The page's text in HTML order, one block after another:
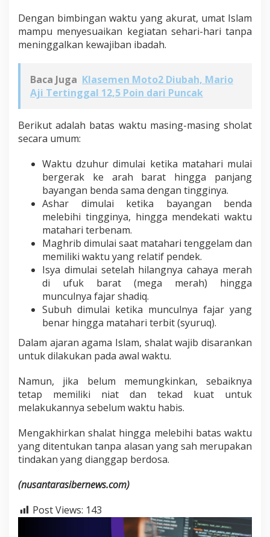
Dengan bimbingan waktu yang akurat, umat Islam
mampu menyesuaikan kegiatan sehari-hari tanpa
meninggalkan kewajiban ibadah.
Baca Juga Klasemen Moto2 Diubah, Mario
Aji Tertinggal 12,5 Poin dari Puncak
Berikut adalah batas waktu masing-masing sholat
secara umum:
Waktu dzuhur dimulai ketika matahari mulai
bergerak ke arah barat hingga panjang
bayangan benda sama dengan tingginya.
Ashar dimulai ketika bayangan benda
melebihi tingginya, hingga mendekati waktu
matahari terbenam.
Maghrib dimulai saat matahari tenggelam dan
memiliki waktu yang relatif pendek.
Isya dimulai setelah hilangnya cahaya merah
di ufuk barat (mega merah) hingga
munculnya fajar shadiq.
Subuh dimulai ketika munculnya fajar yang
benar hingga matahari terbit (syuruq).
Dalam ajaran agama Islam, shalat wajib disarankan
untuk dilakukan pada awal waktu.
Namun, jika belum memungkinkan, sebaiknya
tetap memiliki niat dan tekad kuat untuk
melakukannya sebelum waktu habis.
Mengakhirkan shalat hingga melebihi batas waktu
yang ditentukan tanpa alasan yang sah merupakan
tindakan yang dianggap berdosa.
(nusantarasibernews.com)
Post Views: 143